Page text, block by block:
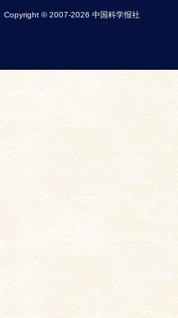
Copyright © 2007-2026 中国科学报社